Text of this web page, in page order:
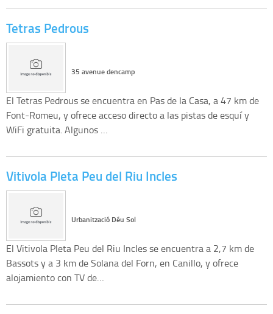
Tetras Pedrous
35 avenue dencamp
El Tetras Pedrous se encuentra en Pas de la Casa, a 47 km de
Font-Romeu, y ofrece acceso directo a las pistas de esquí y
WiFi gratuita. Algunos …
Vitivola Pleta Peu del Riu Incles
Urbanització Déu Sol
El Vitivola Pleta Peu del Riu Incles se encuentra a 2,7 km de
Bassots y a 3 km de Solana del Forn, en Canillo, y ofrece
alojamiento con TV de…